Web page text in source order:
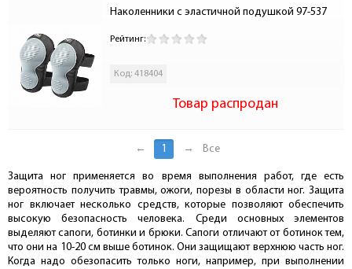
Наколенники с эластичной подушкой 97-537
Рейтинг:
Код: 418404
Товар распродан
← 1 → Все
Защита ног применяется во время выполнения работ, где есть
вероятность получить травмы, ожоги, порезы в области ног. Защита
ног включает несколько средств, которые позволяют обеспечить
высокую безопасность человека. Среди основных элементов
выделяют сапоги, ботинки и брюки. Сапоги отличают от ботинок тем,
что они на 10-20 см выше ботинок. Они защищают верхнюю часть ног.
Когда надо обезопасить только ноги, например, при выполнении